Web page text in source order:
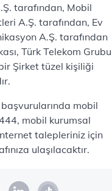
tarafından, Mobil
A.Ş. tarafından, Ev
A.Ş. tarafından
Türk Telekom Grubu
Şirket tüzel kişiliği
mobil
mobil kurumsal
talepleriniz için
ulaşılacaktır.